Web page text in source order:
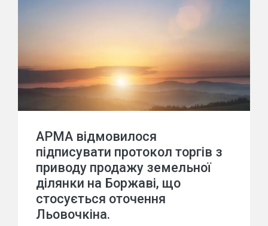
АРМА відмовилося
підписувати протокол торгів з
приводу продажу земельної
ділянки на Боржаві, що
стосується оточення
Льовочкіна.